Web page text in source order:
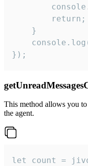
        return;
    }
});
This method allows you
the agent.
let count =